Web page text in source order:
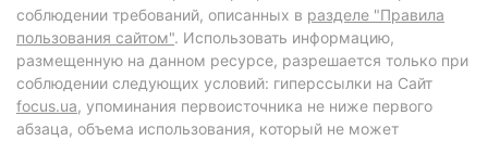
соблюдении требований, описанных в разделе "Правила
пользования сайтом". Использовать информацию,
размещенную на данном ресурсе, разрешается только при
соблюдении следующих условий: гиперссылки на Сайт
focus.ua, упоминания первоисточника не ниже первого
абзаца, объема использования, который не может